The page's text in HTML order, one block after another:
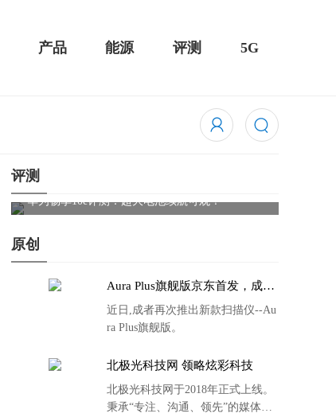
产品 能源 评测 5G
评测
华为畅享10e评测：超大电池续航可观！
原创
Aura Plus旗舰版京东首发，成者
近日,成者再次推出新款扫描仪--Au
ra Plus旗舰版。
北极光科技网 领略炫彩科技
北极光科技网于2018年正式上线。
秉承“专注、沟通、领先”的媒体理